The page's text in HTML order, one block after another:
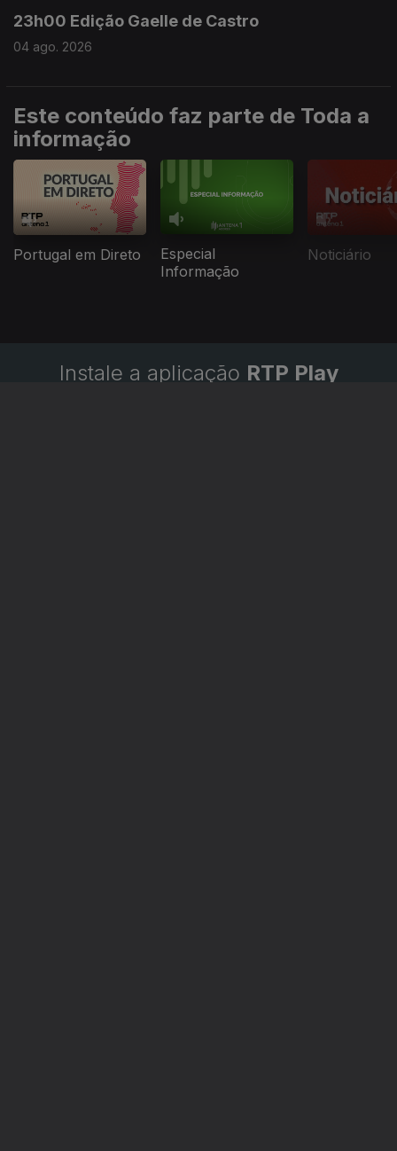
23h00 Edição Gaelle de Castro
04 ago. 2026
Este conteúdo faz parte de Toda a
informação
Portugal em Direto
Especial
Informação
Noticiário
Instale a aplicação RTP Play